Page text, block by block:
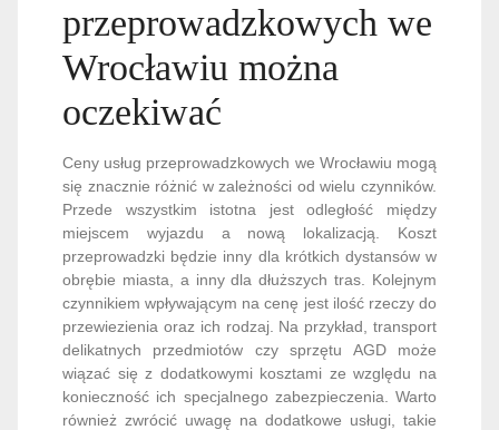
przeprowadzkowych we
Wrocławiu można
oczekiwać
Ceny usług przeprowadzkowych we Wrocławiu mogą
się znacznie różnić w zależności od wielu czynników.
Przede wszystkim istotna jest odległość między
miejscem wyjazdu a nową lokalizacją. Koszt
przeprowadzki będzie inny dla krótkich dystansów w
obrębie miasta, a inny dla dłuższych tras. Kolejnym
czynnikiem wpływającym na cenę jest ilość rzeczy do
przewiezienia oraz ich rodzaj. Na przykład, transport
delikatnych przedmiotów czy sprzętu AGD może
wiązać się z dodatkowymi kosztami ze względu na
konieczność ich specjalnego zabezpieczenia. Warto
również zwrócić uwagę na dodatkowe usługi, takie